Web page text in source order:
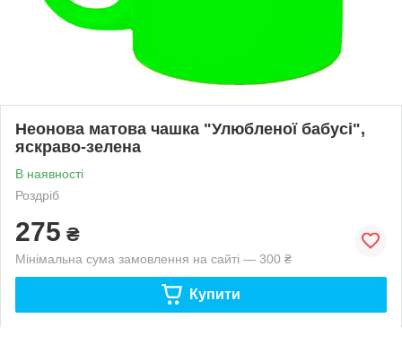
Неонова матова чашка "Улюбленої бабусі",
яскраво-зелена
В наявності
Роздріб
275 ₴
Мінімальна сума замовлення на сайті — 300 ₴
Купити